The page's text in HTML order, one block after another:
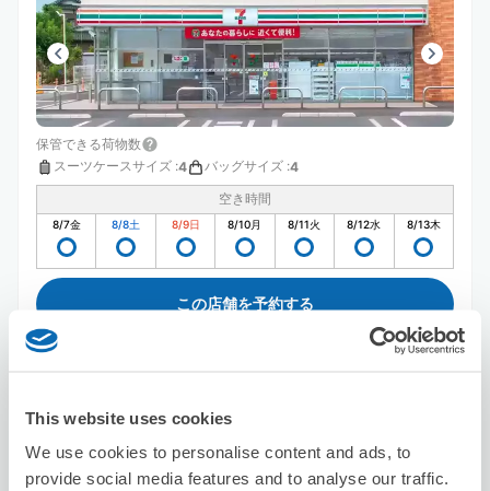
This website uses cookies
We use cookies to personalise content and ads, to
provide social media features and to analyse our traffic.
保管できる荷物数
スーツケースサイズ :4 バッグサイズ :4
空き時間
8/7金 8/8土 8/9日 8/10月 8/11火 8/12水 8/13木
この店舗を予約する
atelier melty 252
本日の営業時間: 07:00〜22:00